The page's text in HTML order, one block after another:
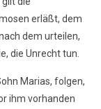
erläßt, dem
dem urteilen,
die Unrecht tun.
Marias, folgen,
ihm vorhanden